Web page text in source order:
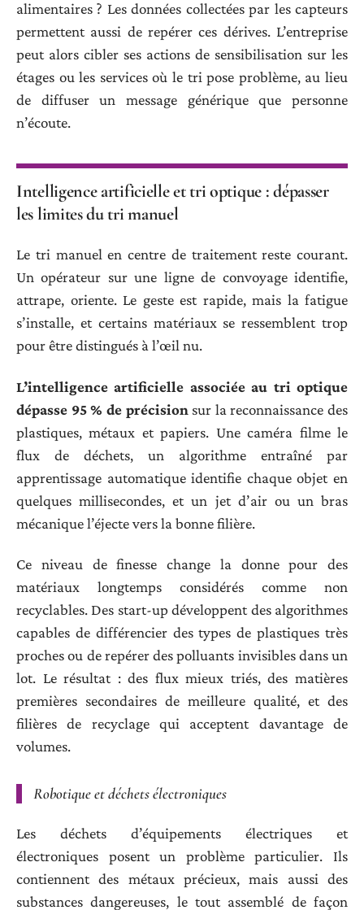
alimentaires ? Les données collectées par les capteurs
permettent aussi de repérer ces dérives. L’entreprise
peut alors cibler ses actions de sensibilisation sur les
étages ou les services où le tri pose problème, au lieu
de diffuser un message générique que personne
n’écoute.
Intelligence artificielle et tri optique : dépasser
les limites du tri manuel
Le tri manuel en centre de traitement reste courant.
Un opérateur sur une ligne de convoyage identifie,
attrape, oriente. Le geste est rapide, mais la fatigue
s’installe, et certains matériaux se ressemblent trop
pour être distingués à l’œil nu.
L’intelligence artificielle associée au tri optique
dépasse 95 % de précision sur la reconnaissance des
plastiques, métaux et papiers. Une caméra filme le
flux de déchets, un algorithme entraîné par
apprentissage automatique identifie chaque objet en
quelques millisecondes, et un jet d’air ou un bras
mécanique l’éjecte vers la bonne filière.
Ce niveau de finesse change la donne pour des
matériaux longtemps considérés comme non
recyclables. Des start-up développent des algorithmes
capables de différencier des types de plastiques très
proches ou de repérer des polluants invisibles dans un
lot. Le résultat : des flux mieux triés, des matières
premières secondaires de meilleure qualité, et des
filières de recyclage qui acceptent davantage de
volumes.
Robotique et déchets électroniques
Les déchets d’équipements électriques et
électroniques posent un problème particulier. Ils
contiennent des métaux précieux, mais aussi des
substances dangereuses, le tout assemblé de façon